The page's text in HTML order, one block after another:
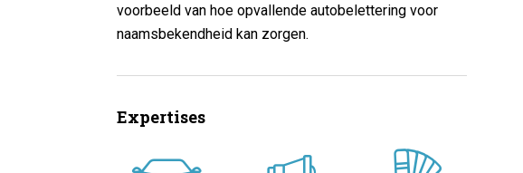
voorbeeld van hoe opvallende autobelettering voor
naamsbekendheid kan zorgen.
Expertises